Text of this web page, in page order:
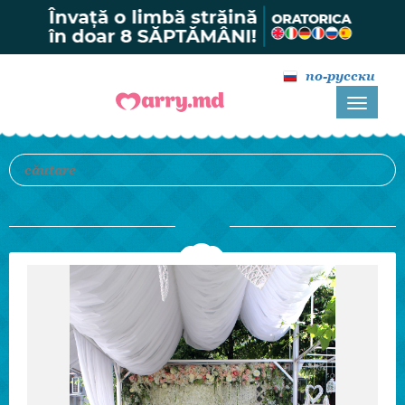
по-русски